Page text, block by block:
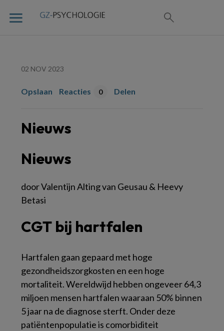
02 NOV 2023
Opslaan Reacties 0 Delen
Nieuws
Nieuws
door Valentijn Alting van Geusau & Heevy
Betasi
CGT bij hartfalen
Hartfalen gaan gepaard met hoge
gezondheidszorgkosten en een hoge
mortaliteit. Wereldwijd hebben ongeveer 64,3
miljoen mensen hartfalen waaraan 50% binnen
5 jaar na de diagnose sterft. Onder deze
patiëntenpopulatie is comorbiditeit